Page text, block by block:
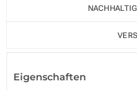
Eigenschaften